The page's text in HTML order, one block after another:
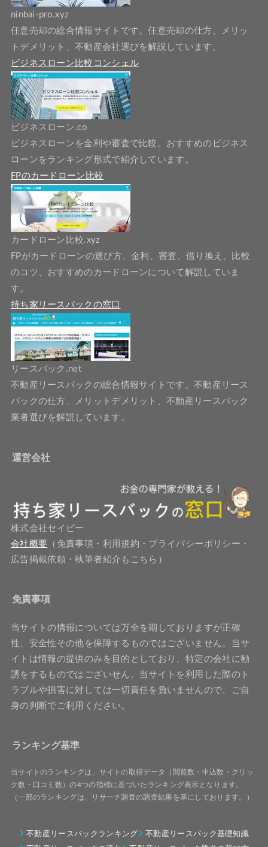
ninbai-pro.xyz
任意売却の総合情報サイトです。任意売却の仕方、メリッ
トデメリット、不動産会社選びを解説しています。
ビジネスローン比較コンシェル
ビジネスローン.co
ビジネスローンを金利や審査で比較。おすすめのビジネス
ローンをランキング形式で紹介しています。
FPのカードローン比較
カードローン比較.xyz
FPがカードローンの選び方、金利、審査、借り換え、比較
のコツ、おすすめのカードローンについて解説していま
す。
持ち家リースバックの窓口
リースバック.net
不動産リースバックの総合情報サイトです。不動産リース
バックの仕方、メリットデメリット、不動産リースバック
業者選びを解説しています。
運営会社
株式会社セイビー
会社概要 （免責事項・利用規約・プライバシーポリシー・
広告掲載依頼・執筆者紹介もこちら）
免責事項
当サイトの情報については万全を期しておりますが正確
性、安全性その他を保障するものではございません。当サ
イトは情報の提供のみを目的としており、特定の会社に勧
誘をするものではございせん。当サイトを利用した際のト
ラブルや損害に対しては一切責任を負いませんので、ご自
身の判断でご利用ください。
ランキング基準
当サイトのランキングは、サイトの取得データ（閲覧数・申込数・クリッ
ク数・口コミ数）の4つの指標に基づいたランキング表示となります。
（一部のランキングは、リサーチ調査の調査結果を基にしております。）
不動産リースバックランキング
不動産リースバック基礎知識